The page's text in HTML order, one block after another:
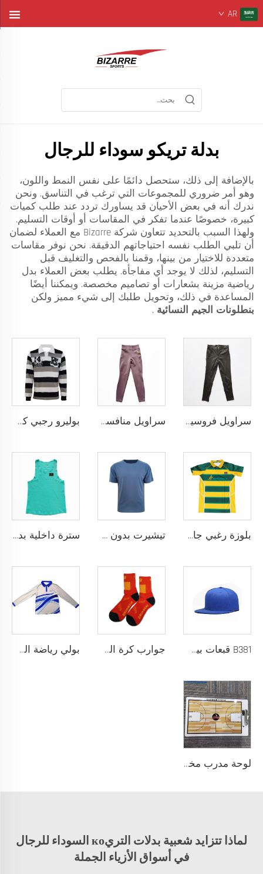
AR
بدلة تريكو سوداء للرجال
بالإضافة إلى ذلك، ستحصل دائمًا على نفس النمط واللون،
وهو أمر ضروري للمجموعات التي ترغب في التناسق. ونحن
ندرك أنه في بعض الأحيان قد يساورك تردد عند طلب كميات
كبيرة، خصوصًا عندما تفكر في المقاسات أو أوقات التسليم.
ولهذا السبب بالتحديد تتعاون شركة Bizarre مع العملاء لضمان
أن تلبي الطلب نفسه احتياجاتهم الدقيقة. نحن نوفر مقاسات
متعددة للاختيار من بينها، وقمنا بالفحص والتغليف قبل
التسليم، لذلك لا يوجد أي مفاجأة. يطلب بعض العملاء بدل
رياضية مزينة بشعارات أو تصاميم مخصصة. ويمكننا أيضًا
المساعدة في ذلك، وتحويل طلبك إلى شيء مميز ولكن
بنطلونات الجيم النسائية .
سراويل فروسية أداء عالي مع نمط سيليكون مضاد للانزلاق وخيارات لإضافة شعار الفريق المخصص سراويل منافسة الفروسية بتقنية النقاط السيليكونية والتخصيص الكامل لنادي أو شعار شخصي بوليرو رجبي كلاسيكي مخصص مصنوع من قماش يام داي ثقيل الوزن بأكمام طويلة بتصميم رجعي للرجال
بلوزة رغبي جافة سريعة مصممة لفريق المدرسة، بلوزة رغبي بقماش أداء يسحب الرطوبة مع تخصيص بالتحميص تيشيرت بدون خياطة مصمم كقميص رياضي خالٍ من الاحتكاك لتحقيق أقصى درجات الراحة والأداء سترة داخلية بدون خياطة مع بنية شريط ملصوق حراريًا ومقاس نحيف خالٍ من الاحتكاك حسب الطلب لتجربة رياضية فائقة بدون أي إلهاء
B381 قبعات بيسبول جديدة عصرية للرجال والنساء، قبعات فاخرة بتصميم أنيق، قبعة تراكر جوارب كرة السلة للرجال بتصميم شعار مخصص، جوارب قطنية طويلة من السباندكس مع لبادة عالية، عينة مجانية، خدمة تصنيع المعدات الأصلية بولي رياضة السلة بأكمام طويلة نسيج سريع الجفاف للإحماء، شعار مخصص
لوحة مدرب مخصصة من كلوريد متعدد الفينيل (PVC) 122 مع إمكانية طباعة الشعار بألوان مخصصة، تصميم متين للتدريب الرياضي والتخطيط التكتيكي
لماذا تتزايد شعبية بدلات التريко السوداء للرجال
في أسواق الأزياء الجملة